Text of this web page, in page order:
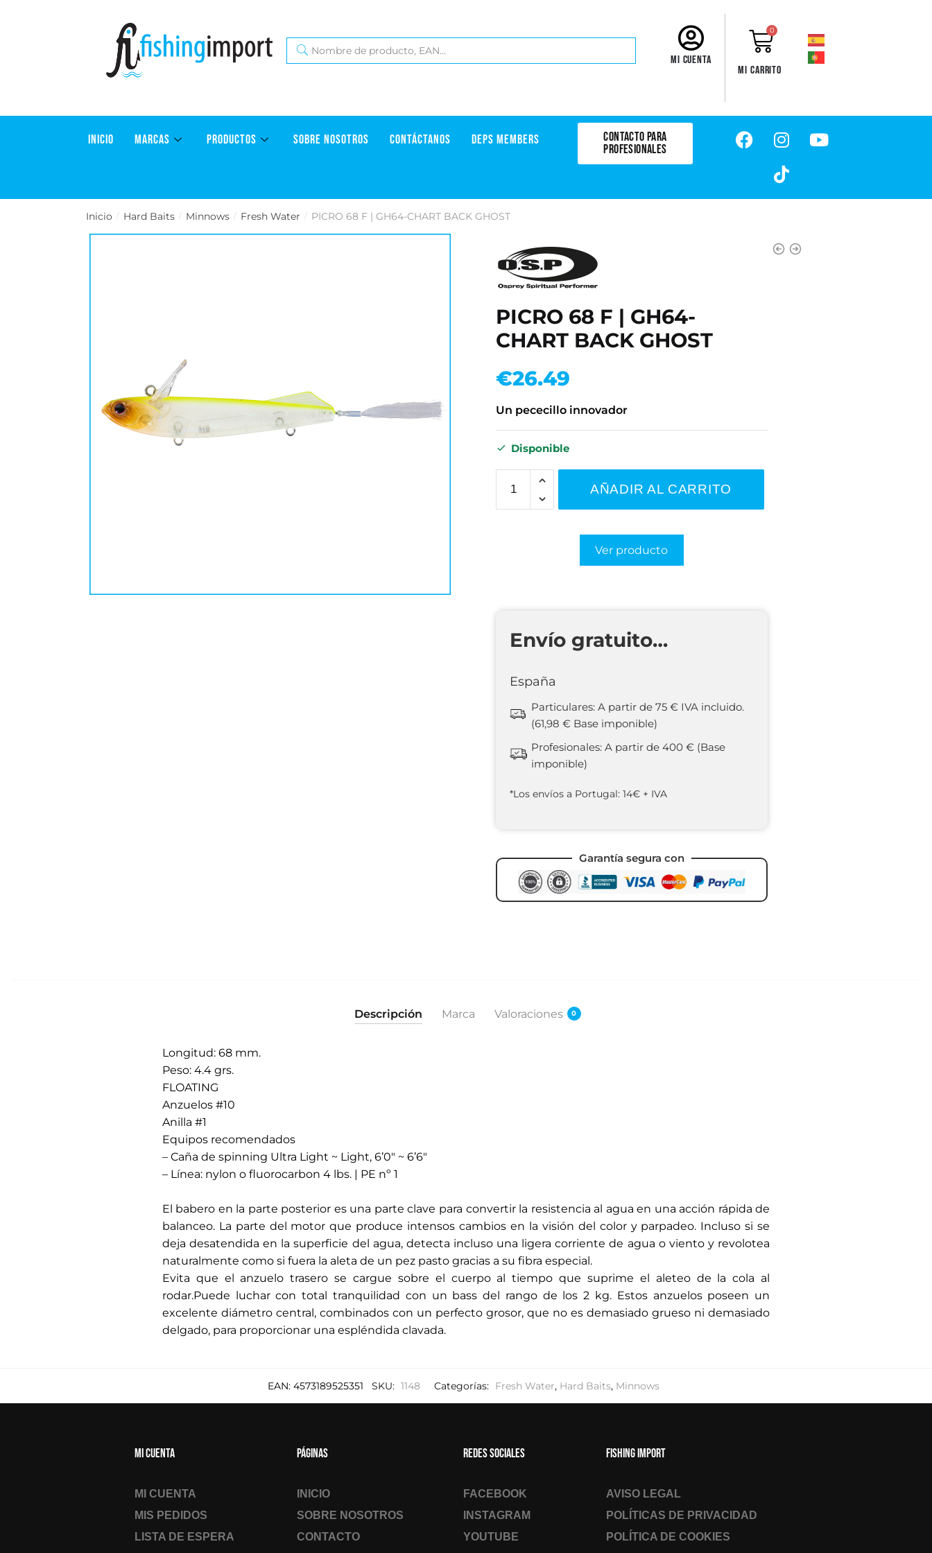
Mi cuenta
0
Mi carrito
INICIO MARCAS PRODUCTOS SOBRE NOSOTROS CONTÁCTANOS DEPS MEMBERS
CONTACTO PARA
PROFESIONALES
Inicio / Hard Baits / Minnows / Fresh Water / PICRO 68 F | GH64-CHART BACK GHOST
PICRO 68 F | GH64-
CHART BACK GHOST
€26.49
Un pececillo innovador
Disponible
AÑADIR AL CARRITO
Ver producto
Envío gratuito…
España
Particulares: A partir de 75 € IVA incluido.
(61,98 € Base imponible)
Profesionales: A partir de 400 € (Base
imponible)
*Los envíos a Portugal: 14€ + IVA
Garantía segura con
Descripción Marca Valoraciones 0
Longitud: 68 mm.
Peso: 4.4 grs.
FLOATING
Anzuelos #10
Anilla #1
Equipos recomendados
– Caña de spinning Ultra Light ~ Light, 6’0" ~ 6’6"
– Línea: nylon o fluorocarbon 4 lbs. | PE nº 1
El babero en la parte posterior es una parte clave para convertir la resistencia al agua en una acción rápida de
balanceo. La parte del motor que produce intensos cambios en la visión del color y parpadeo. Incluso si se
deja desatendida en la superficie del agua, detecta incluso una ligera corriente de agua o viento y revolotea
naturalmente como si fuera la aleta de un pez pasto gracias a su fibra especial.
Evita que el anzuelo trasero se cargue sobre el cuerpo al tiempo que suprime el aleteo de la cola al
rodar.Puede luchar con total tranquilidad con un bass del rango de los 2 kg. Estos anzuelos poseen un
excelente diámetro central, combinados con un perfecto grosor, que no es demasiado grueso ni demasiado
delgado, para proporcionar una espléndida clavada.
EAN: 4573189525351 SKU: 1148 Categorías: Fresh Water, Hard Baits, Minnows
Mi cuenta
MI CUENTA
MIS PEDIDOS
LISTA DE ESPERA
Páginas
INICIO
SOBRE NOSOTROS
CONTACTO
Redes sociales
FACEBOOK
INSTAGRAM
YOUTUBE
Fishing Import
AVISO LEGAL
POLÍTICAS DE PRIVACIDAD
POLÍTICA DE COOKIES